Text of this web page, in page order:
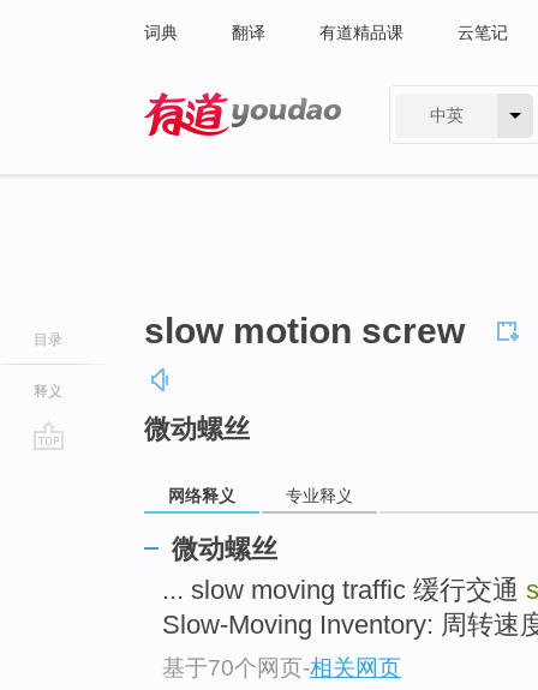
词典 翻译 有道精品课 云笔记
中英
目录
释义
slow motion screw
微动螺丝
网络释义 专业释义
微动螺丝
... slow moving traffic 缓行交通
Slow-Moving Inventory: 周转速
基于70个网页-相关网页